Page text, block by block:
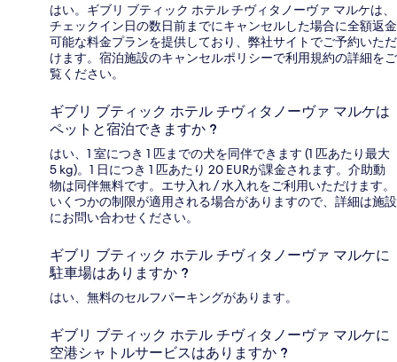
はい。ギブリ ブティック ホテル チヴィタノーヴァ マルケは、
チェックイン日の数日前までにキャンセルした場合に全額返金
可能な料金プランを提供しており、弊社サイトでご予約いただ
けます。宿泊施設のキャンセルポリシーで利用規約の詳細をご
覧ください。
ギブリ ブティック ホテル チヴィタノーヴァ マルケは
ペットと宿泊できますか ?
はい、1 室につき 1 匹までの犬を同伴できます (1 匹あたり最大
5 kg)。1 日につき 1 匹あたり 20 EURが課金されます。介助動
物は同伴無料です。エサ入れ / 水入れをご利用いただけます。
いくつかの制限が適用される場合がありますので、詳細は施設
にお問い合わせください。
ギブリ ブティック ホテル チヴィタノーヴァ マルケに
駐車場はありますか ?
はい、無料のセルフパーキングがあります。
ギブリ ブティック ホテル チヴィタノーヴァ マルケに
空港シャトルサービスはありますか ?